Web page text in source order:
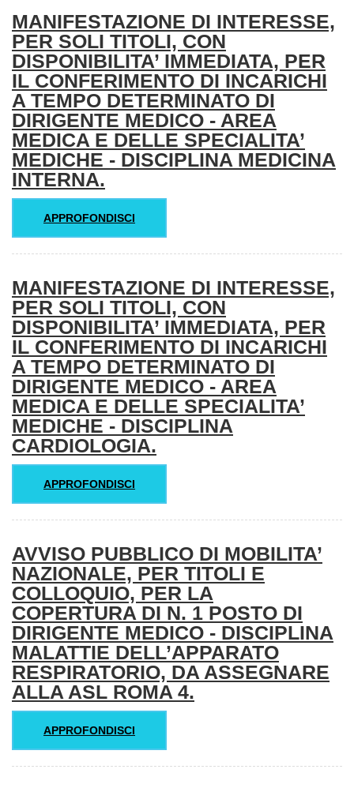
MANIFESTAZIONE DI INTERESSE,
PER SOLI TITOLI, CON
DISPONIBILITA’ IMMEDIATA, PER
IL CONFERIMENTO DI INCARICHI
A TEMPO DETERMINATO DI
DIRIGENTE MEDICO - AREA
MEDICA E DELLE SPECIALITA’
MEDICHE - DISCIPLINA MEDICINA
INTERNA.
APPROFONDISCI
MANIFESTAZIONE DI INTERESSE,
PER SOLI TITOLI, CON
DISPONIBILITA’ IMMEDIATA, PER
IL CONFERIMENTO DI INCARICHI
A TEMPO DETERMINATO DI
DIRIGENTE MEDICO - AREA
MEDICA E DELLE SPECIALITA’
MEDICHE - DISCIPLINA
CARDIOLOGIA.
APPROFONDISCI
AVVISO PUBBLICO DI MOBILITA’
NAZIONALE, PER TITOLI E
COLLOQUIO, PER LA
COPERTURA DI N. 1 POSTO DI
DIRIGENTE MEDICO - DISCIPLINA
MALATTIE DELL’APPARATO
RESPIRATORIO, DA ASSEGNARE
ALLA ASL ROMA 4.
APPROFONDISCI